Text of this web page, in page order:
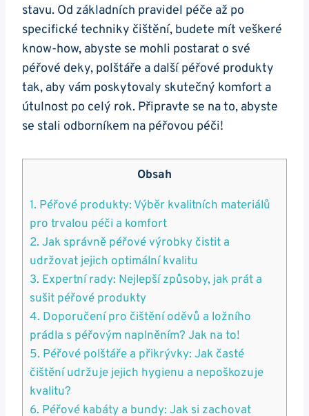
stavu. Od základních pravidel péče až po
specifické techniky čištění, budete mít veškeré
know-how, abyste se mohli postarat o své
péřové deky, polštáře a další péřové produkty
tak, aby vám poskytovaly skutečný komfort a
útulnost po celý rok. Připravte se na to, abyste
se stali odborníkem na péřovou péči!
Obsah
1. Péřové produkty: Výběr kvalitních materiálů
pro trvalou péči a komfort
2. Jak správně péřové výrobky čistit a
udržovat jejich optimální kvalitu
3. Expertní rady: Nejlepší způsoby, jak prát a
sušit péřové produkty
4. Doporučení pro čištění oděvů a ložního
prádla s péřovým naplněním? Jak na to!
5. Péřové polštáře a přikrývky: Jak časté
čištění udržuje jejich hygienu a nepoškozuje
kvalitu?
6. Péřové kabáty a bundy: Jak si zachovat